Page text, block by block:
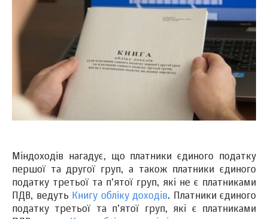
Міндоходів нагадує, що платники єдиного податку
першої та другої груп, а також платники єдиного
податку третьої та п’ятої груп, які не є платниками
ПДВ, ведуть Книгу обліку доходів. Платники єдиного
податку третьої та п’ятої груп, які є платниками